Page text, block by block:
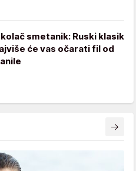
smetanik: Ruski klasik
će vas očarati fil od